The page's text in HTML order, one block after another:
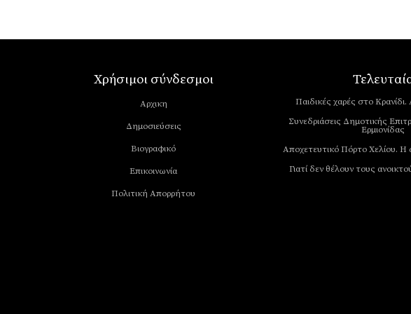
Χρήσιμοι σύνδεσμοι
Αρχικη
Δημοσιεύσεις
Βιογραφικό
Επικοινωνία
Πολιτική Απορρήτου
Παιδικές χαρές στο Κρανίδι.
Συνεδριάσεις Δημοτικής
Ερμιονίδας
Αποχετευτικό Πόρτο Χελίου. Η
Γιατί δεν θέλουν τους